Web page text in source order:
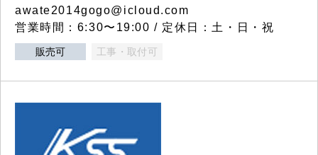
awate2014gogo@icloud.com
営業時間：6:30〜19:00 / 定休日：土・日・祝
販売可 工事・取付可